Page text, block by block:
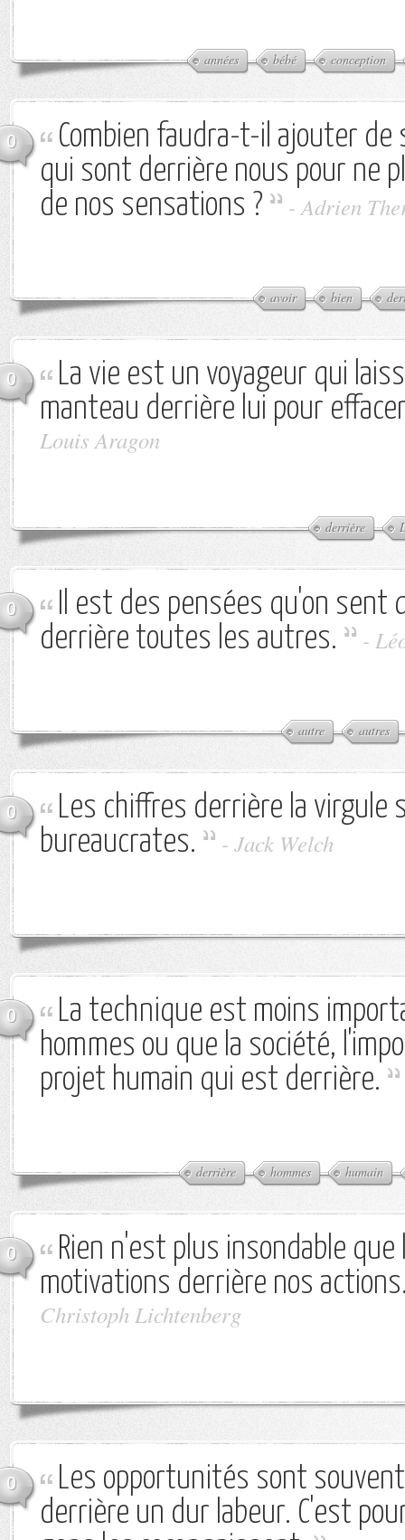
années bébé conception
0
Combien faudra-t-il ajouter de
qui sont derrière nous pour ne
de nos sensations ?
-Adrien
avoir bien
0
La vie est un voyageur qui
manteau derrière lui pour
Louis Aragon
derrière
0
Il est des pensées qu'on sent
derrière toutes les autres.
-
autre autres
0
Les chiffres derrière la virgule
bureaucrates.
- Jack Welch
0
La technique est moins
hommes ou que la société,
projet humain qui est derrière.
derrière hommes humain
0
Rien n'est plus insondable
motivations derrière nos
Christoph Lichtenberg
0
Les opportunités sont
derrière un dur labeur. C'est